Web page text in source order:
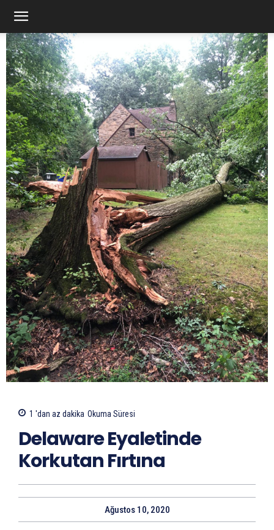
1 'dan az dakika Okuma Süresi
Delaware Eyaletinde
Korkutan Fırtına
Ağustos 10, 2020